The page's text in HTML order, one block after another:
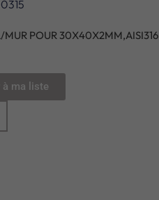
MUR POUR 30X40X2MM,AISI316
à ma liste